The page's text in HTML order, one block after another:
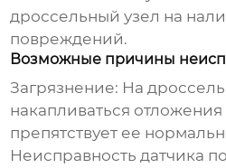
дроссельный узел на
повреждений.
Возможные причины
Загрязнение: На
накапливаться отложения
препятствует ее
Неисправность датчика